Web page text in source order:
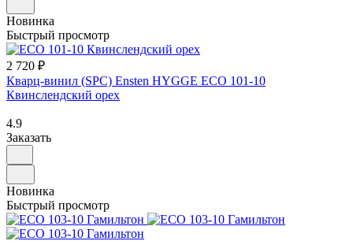
Новинка
Быстрый просмотр
2 720 ₽
Кварц-винил (SPC) Ensten HYGGE ECO 101-10
Квинслендский орех
4.9
Заказать
Новинка
Быстрый просмотр